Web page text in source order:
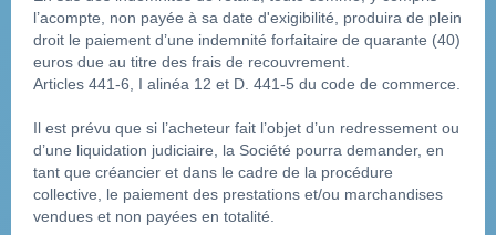
l’acompte, non payée à sa date d'exigibilité, produira de plein
droit le paiement d’une indemnité forfaitaire de quarante (40)
euros due au titre des frais de recouvrement.
Articles 441-6, I alinéa 12 et D. 441-5 du code de commerce.
Il est prévu que si l’acheteur fait l’objet d’un redressement ou
d’une liquidation judiciaire, la Société pourra demander, en
tant que créancier et dans le cadre de la procédure
collective, le paiement des prestations et/ou marchandises
vendues et non payées en totalité.